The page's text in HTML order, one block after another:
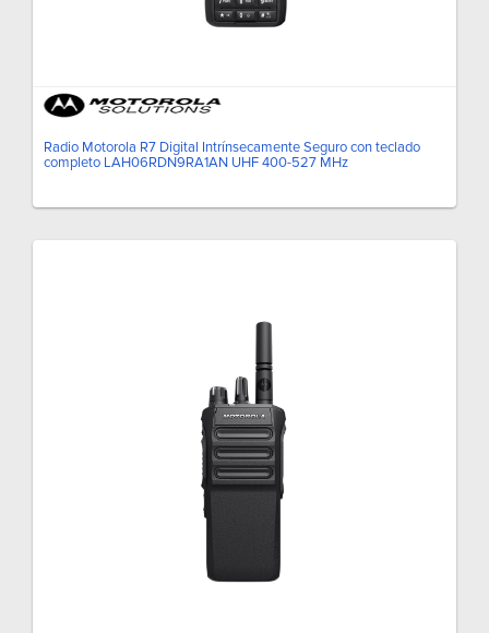
Radio Motorola R7 Digital Intrínsecamente Seguro con teclado
completo LAH06RDN9RA1AN UHF 400-527 MHz